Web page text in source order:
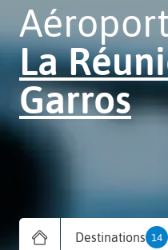
Aéroport
La
Garros
Destinations 14